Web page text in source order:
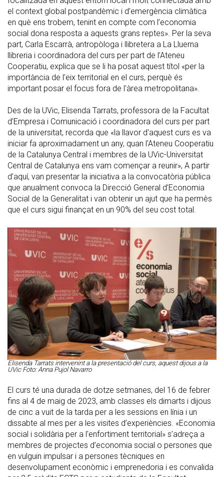
el context global postpandèmic i d’emergència climàtica
en què ens trobem, tenint en compte com l’economia
social dona resposta a aquests grans reptes». Per la seva
part, Carla Escarrà, antropòloga i llibretera a La Lluerna
llibreria i coordinadora del curs per part de l’Ateneu
Cooperatiu, explica que se li ha posat aquest títol «per la
importància de l’eix territorial en el curs, perquè és
important posar el focus fora de l'àrea metropolitana».
Des de la UVic, Elisenda Tarrats, professora de la Facultat
d’Empresa i Comunicació i coordinadora del curs per part
de la universitat, recorda que «la llavor d'aquest curs es va
iniciar fa aproximadament un any, quan l'Ateneu Cooperatiu
de la Catalunya Central i membres de la UVic-Universitat
Central de Catalunya ens vam començar a reunir», A partir
d’aquí, van presentar la iniciativa a la convocatòria pública
que anualment convoca la Direcció General d’Economia
Social de la Generalitat i van obtenir un ajut que ha permès
que el curs sigui finançat en un 90% del seu cost total.
Elisenda Tarrats intervenint a la presentació del curs, aquest dijous a la
UVic Foto: Anna Pujol Navarro
El curs té una durada de dotze setmanes, del 16 de febrer
fins al 4 de maig de 2023, amb classes els dimarts i dijous
de cinc a vuit de la tarda per a les sessions en línia i un
dissabte al mes per a les visites d’experiències. «Economia
social i solidària per a l'enfortiment territorial» s’adreça a
membres de projectes d’economia social o persones que
en vulguin impulsar i a persones tècniques en
desenvolupament econòmic i emprenedoria i es convalida